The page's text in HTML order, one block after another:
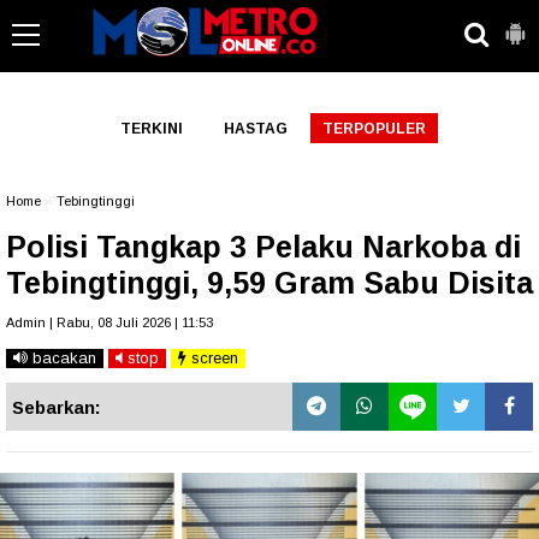
TERKINI HASTAG TERPOPULER
Home Tebingtinggi
Polisi Tangkap 3 Pelaku Narkoba di
Tebingtinggi, 9,59 Gram Sabu Disita
Admin | Rabu, 08 Juli 2026 | 11:53
bacakan stop screen
Sebarkan: